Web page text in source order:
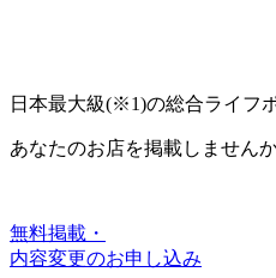
日本最大級(※1)の総合ライフ
あなたのお店を掲載しません
無料掲載・
内容変更のお申し込み